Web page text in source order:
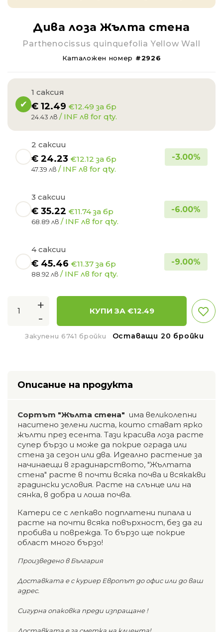
Дива лоза Жълта стена
Parthenocissus quinquefolia Yellow Wall
Каталожен номер #2926
1 саксия
€ 12.49 €12.49 за бр
24.43 лв / INF лв for qty.
2 саксии
€ 24.23 €12.12 за бр
47.39 лв / INF лв for qty.
-3.00%
3 саксии
€ 35.22 €11.74 за бр
68.89 лв / INF лв for qty.
-6.00%
4 саксии
€ 45.46 €11.37 за бр
88.92 лв / INF лв for qty.
-9.00%
+
-
КУПИ ЗА €12.49
Закупени 6741 бройки Оставащи 20 бройки
Описание на продукта
Сортът "Жълта стена" има великолепни
наситено зелени листа, които стават ярко
жълти през есента. Тази красива лоза расте
супер бързо и може да покрие ограда или
стена за сезон или два. Идеално растение за
начинаещи в градинарството, "Жълтата
стена" расте в почти всяка почва и всякакви
градински условия. Расте на слънце или на
сянка, в добра и лоша почва.
Катери се с лепкаво подплатени пипала и
расте на почти всяка повърхност, без да ги
пробива и поврежда. То бързо ще покрие
област много бързо!
Произведено в България
Доставката е с куриер Европът до офис или до ваш
адрес.
Сигурна опаковка преди изпращане !
Доставката е за сметка на клиента!